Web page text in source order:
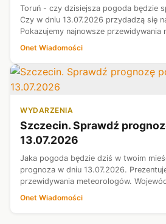
Toruń - czy dzisiejsza pogoda będzie
Czy w dniu 13.07.2026 przydadzą się
Pokazujemy najnowsze przewidywania
Województwo kujawsko-pomorskie -
Onet Wiadomości
WYDARZENIA
Szczecin. Sprawdź
13.07.2026
Jaka pogoda będzie dziś w twoim
prognoza w dniu 13.07.2026.
przewidywania meteorologów.
zachodniopomorskie - sprawdź
Onet Wiadomości